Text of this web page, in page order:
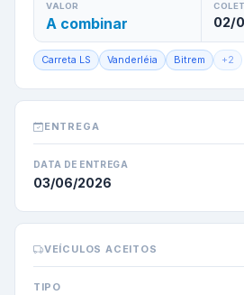
VALOR
A combinar 02/
Carreta LS Vanderléia Bitrem +2
ENTREGA
DATA DE ENTREGA
03/06/2026
VEÍCULOS ACEITOS
TIPO